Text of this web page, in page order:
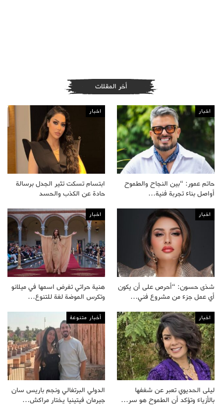
أخر المقلات
اخبار
حاتم عمور: “بين النجاح والطموح
أواصل بناء تجربة فنية…
اخبار
ابتسام تسكت تثير الجدل برسالة
حادة عن الكذب والحسد
اخبار
شذى حسون: “أحرص على أن يكون
أي عمل جزء من مشروع فني…
اخبار
هنية حراتي تفرض اسمها في ميلانو
وتكرس الموضة لغة للتنوع…
اخبار
ليلى الحديوي تعبر عن شغفها
بالأزياء وتؤكد أن الطموح هو سر…
أخبار متنوعة
الدولي البرتغالي ونجم باريس سان
جيرمان فيتينيا يختار مراكش…